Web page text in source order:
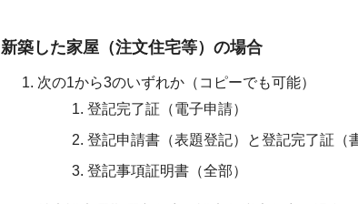
新築した家屋（注文住宅等）の場合
次の1から3のいずれか（コピーでも可能）
登記完了証（電子申請）
登記申請書（表題登記）と登記完了証（
登記事項証明書（全部）